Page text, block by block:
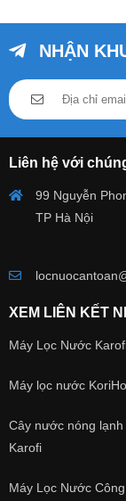
NHẬN
Liên hệ với
99 Nguyễn
TP Hà Nội
XEM LIÊN KẾT
Máy Lọc Nước
Máy lọc nước
Cây nước nóng lạnh
Karofi
Máy Lọc Nước Công